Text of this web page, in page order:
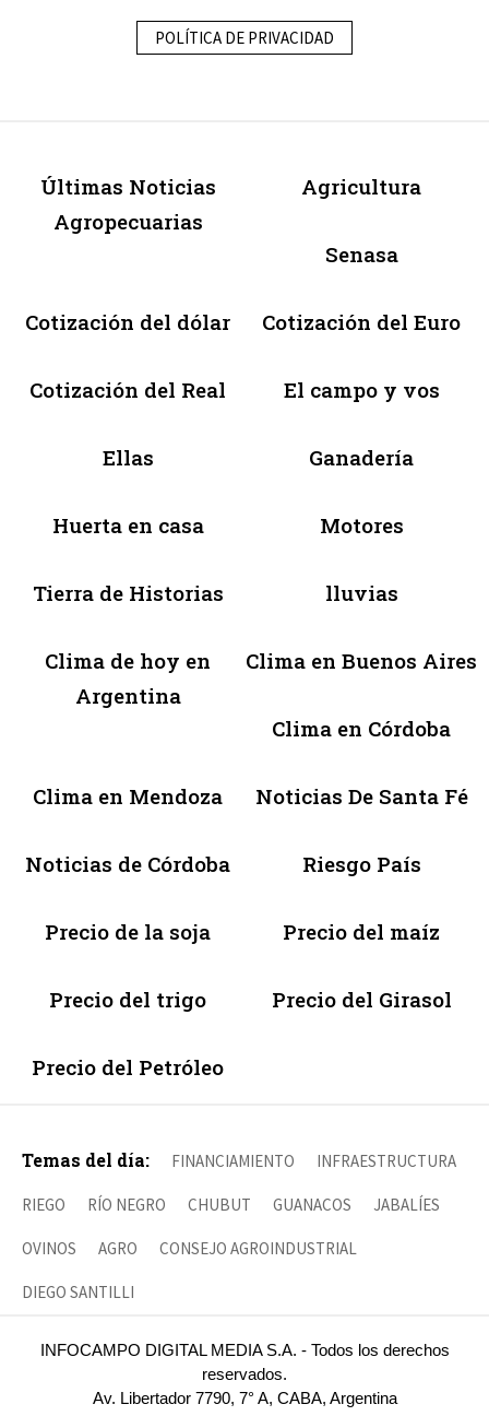
POLÍTICA DE PRIVACIDAD
Últimas Noticias
Agropecuarias
Agricultura
Senasa
Cotización del dólar Cotización del Euro
Cotización del Real El campo y vos
Ellas Ganadería
Huerta en casa Motores
Tierra de Historias lluvias
Clima de hoy en
Argentina
Clima en Buenos Aires
Clima en Córdoba
Clima en Mendoza Noticias De Santa Fé
Noticias de Córdoba Riesgo País
Precio de la soja Precio del maíz
Precio del trigo Precio del Girasol
Precio del Petróleo
Temas del día: FINANCIAMIENTO INFRAESTRUCTURA
RIEGO RÍO NEGRO CHUBUT GUANACOS JABALÍES
OVINOS AGRO CONSEJO AGROINDUSTRIAL
DIEGO SANTILLI
INFOCAMPO DIGITAL MEDIA S.A. - Todos los derechos
reservados.
Av. Libertador 7790, 7° A, CABA, Argentina